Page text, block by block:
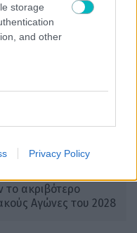
storage
and other
Privacy Policy
το ακριβότερο
Αγώνες του 2028